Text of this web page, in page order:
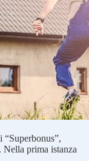
“Superbonus”,
Nella prima istanza